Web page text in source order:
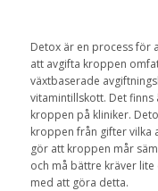
Detox är en process för
att avgifta kroppen
växtbaserade
vitamintillskott. Det
kroppen på kliniker.
kroppen från gifter vilka
gör att kroppen mår
och må bättre kräver
med att göra detta.